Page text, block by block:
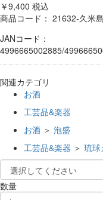
￥9,400 税込
商品コード： 21632-久米
JANコード：
4996665002885/
関連カテゴリ
お酒
工芸品&楽器
お酒 ＞ 泡盛
工芸品&楽器 ＞ 琉球
数量